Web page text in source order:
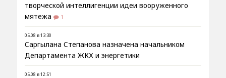
творческой интеллигенции идеи вооруженного
мятежа
1
05.08 в 13:30
Саргылана Степанова назначена начальником
Департамента ЖКХ и энергетики
05.08 в 12:51